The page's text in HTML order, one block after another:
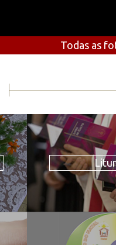
Todas as